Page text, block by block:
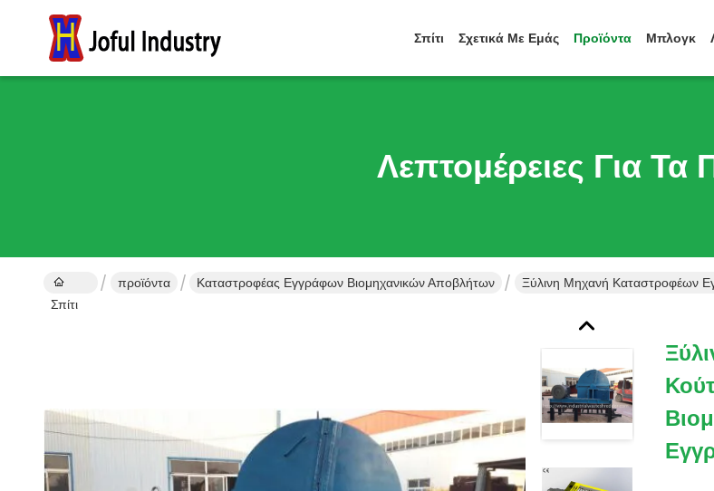
Σπίτι Σχετικά Με Εμάς Προϊόντα Μπλογκ
Λεπτομέρειες Για Τα
Σπίτι
προϊόντα Καταστροφέας Εγγράφων Βιομηχανικών Αποβλήτων Ξύλινη Μηχανή Καταστροφέων